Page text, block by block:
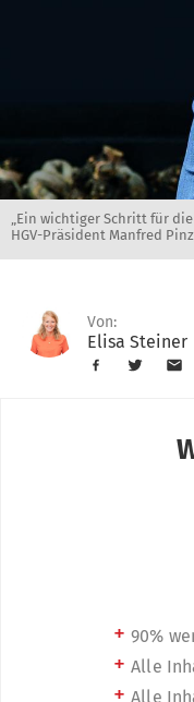
„Ein wichtiger Schritt für
HGV-Präsident Manfred
Von:
Elisa Steiner